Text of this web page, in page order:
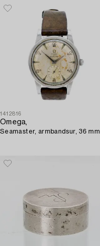
1412816
Omega,
Seamaster, armbandsur, 36 mm.